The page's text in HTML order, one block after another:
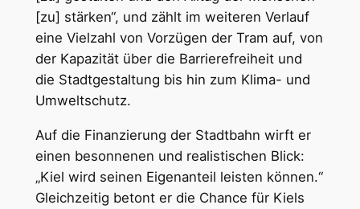
[zu] stärken“, und zählt im weiteren Verlauf
eine Vielzahl von Vorzügen der Tram auf, von
der Kapazität über die Barrierefreiheit und
die Stadtgestaltung bis hin zum Klima- und
Umweltschutz.
Auf die Finanzierung der Stadtbahn wirft er
einen besonnenen und realistischen Blick:
„Kiel wird seinen Eigenanteil leisten können.“
Gleichzeitig betont er die Chance für Kiels